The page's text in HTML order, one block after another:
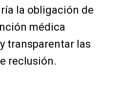
la obligación de
médica
transparentar las
reclusión.